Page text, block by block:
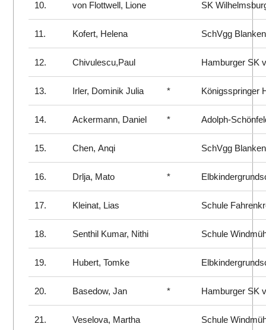
10. von Flottwell, Lione SK
11. Kofert, Helena SchVgg
12. Chivulescu,Paul Hamburger SK
13. Irler, Dominik Julia * Königsspringer
14. Ackermann, Daniel * Adolph-
15. Chen, Anqi SchVgg
16. Drlja, Mato *
17. Kleinat, Lias Schule
18. Senthil Kumar, Nithi Schule
19. Hubert, Tomke
20. Basedow, Jan * Hamburger SK
21. Veselova, Martha Schule